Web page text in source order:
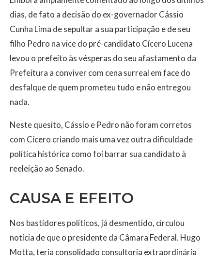
dias, de fato a decisão do ex-governador Cássio
Cunha Lima de sepultar a sua participação e de seu
filho Pedro na vice do pré-candidato Cícero Lucena
levou o prefeito às vésperas do seu afastamento da
Prefeitura a conviver com cena surreal em face do
desfalque de quem prometeu tudo e não entregou
nada.
Neste quesito, Cássio e Pedro não foram corretos
com Cícero criando mais uma vez outra dificuldade
política histórica como foi barrar sua candidato à
reeleição ao Senado.
CAUSA E EFEITO
Nos bastidores políticos, já desmentido, circulou
notícia de que o presidente da Câmara Federal. Hugo
Motta, teria consolidado consultoria extraordinária